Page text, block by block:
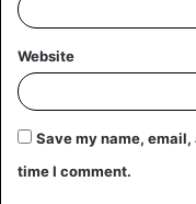
Website
Save my name,
time I comment.